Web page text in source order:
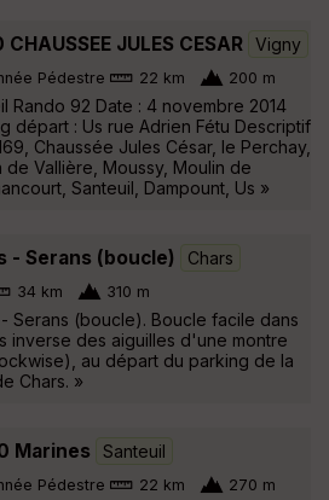
CHAUSSEE JULES CESAR Vigny
Pédestre 22 km 200 m
Rando 92 Date : 4 novembre 2014
départ : Us rue Adrien Fétu Descriptif
Chaussée Jules César, le Perchay,
de Vallière, Moussy, Moulin de
Santeuil, Dampount, Us »
- Serans (boucle) Chars
34 km 310 m
- Serans (boucle). Boucle facile dans
inverse des aiguilles d'une montre
au départ du parking de la
Chars. »
Marines Santeuil
Pédestre 22 km 270 m